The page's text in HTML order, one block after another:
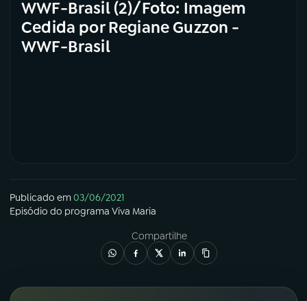
WWF-Brasil (2)/Foto: Imagem
Cedida por Regiane Guzzon -
WWF-Brasil
Publicado em03/06/2021
Episódio do programa Viva Maria
Compartilhe